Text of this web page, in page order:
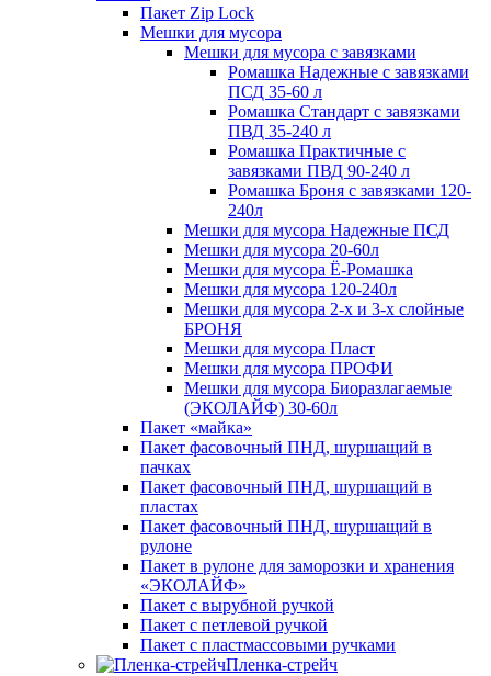
Пакет Zip Lock
Мешки для мусора
Мешки для мусора с завязками
Ромашка Надежные с завязками
ПСД 35-60 л
Ромашка Стандарт с завязками
ПВД 35-240 л
Ромашка Практичные с
завязками ПВД 90-240 л
Ромашка Броня с завязками 120-
240л
Мешки для мусора Надежные ПСД
Мешки для мусора 20-60л
Мешки для мусора Ё-Ромашка
Мешки для мусора 120-240л
Мешки для мусора 2-х и 3-х слойные
БРОНЯ
Мешки для мусора Пласт
Мешки для мусора ПРОФИ
Мешки для мусора Биоразлагаемые
(ЭКОЛАЙФ) 30-60л
Пакет «майка»
Пакет фасовочный ПНД, шуршащий в
пачках
Пакет фасовочный ПНД, шуршащий в
пластах
Пакет фасовочный ПНД, шуршащий в
рулоне
Пакет в рулоне для заморозки и хранения
«ЭКОЛАЙФ»
Пакет с вырубной ручкой
Пакет с петлевой ручкой
Пакет с пластмассовыми ручками
Пленка-стрейч